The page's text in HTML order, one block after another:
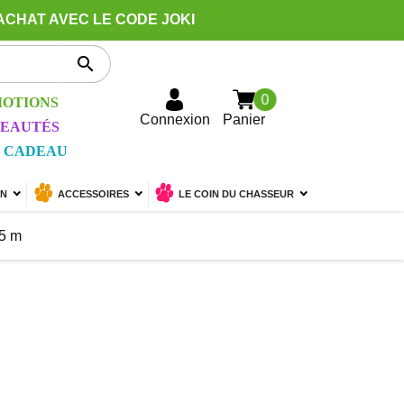
AVEC LE CODE JOKI

CADEAU
Connexion Panier
0
ACCESSOIRES LE COIN DU CHASSEUR
m